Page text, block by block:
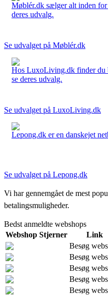
Møblér.dk sælger alt inden
deres udvalg.
Se udvalget på Møblér.dk
Hos LuxoLiving.dk finder du
se deres udvalg.
Se udvalget på LuxoLiving.dk
Lepong.dk er en danskejet
Se udvalget på Lepong.dk
Vi har gennemgået de mest
betalingsmuligheder.
Bedst anmeldte webshops
Webshop Stjerner
Link
Besøg
Besøg
Besøg
Besøg
Besøg